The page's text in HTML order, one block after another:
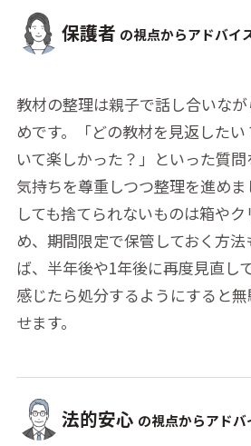
保護者 の視点からアドバイ
教材の整理は親子で話し合いな
めです。「どの教材を見返した
いて楽しかった？」といった質
気持ちを尊重しつつ整理を進め
しても捨てられないものは箱や
め、期間限定で保管しておく方
ば、半年後や1年後に再度見直し
感じたら処分するようにすると
せます。
法的安心 の視点からアドバ